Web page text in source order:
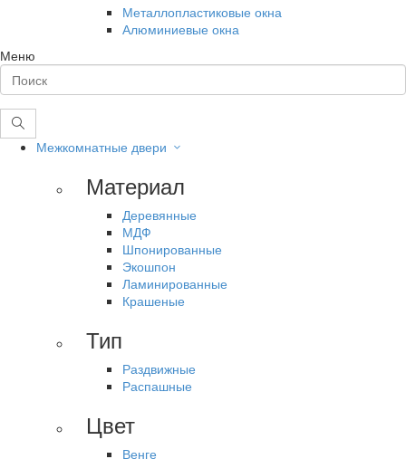
Металлопластиковые окна
Алюминиевые окна
Меню
Межкомнатные двери
Материал
Деревянные
МДФ
Шпонированные
Экошпон
Ламинированные
Крашеные
Тип
Раздвижные
Распашные
Цвет
Венге